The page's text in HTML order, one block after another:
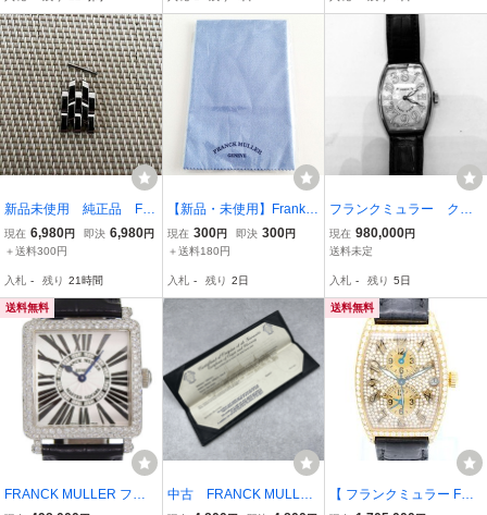
ース用
新品未使用 純正品 FR
ANCK MULLER フランク
ミューラー トノーカー
時計 コマ 駒 パーツ
14ｍｍ 二つセット
現在 6,980円 即決 6,980円
＋送料300円
入札 - 残り 21時間
【新品・未使用】Frank M
uller フランク・ミュラー
クリーニングクロス ブル
現在 300円 即決 300円
＋送料180円
入札 - 残り 2日
フランクミュラー クレ
イジーアワー
現在 980,000円
送料未定
入札 - 残り 5日
送料無料
FRANCK MULLER フラ
中古 FRANCK MULLE
送料無料
【 フランクミュラー FRA